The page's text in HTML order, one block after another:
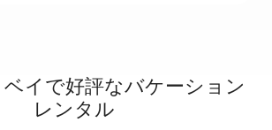
イで好評なバケーション
レンタル